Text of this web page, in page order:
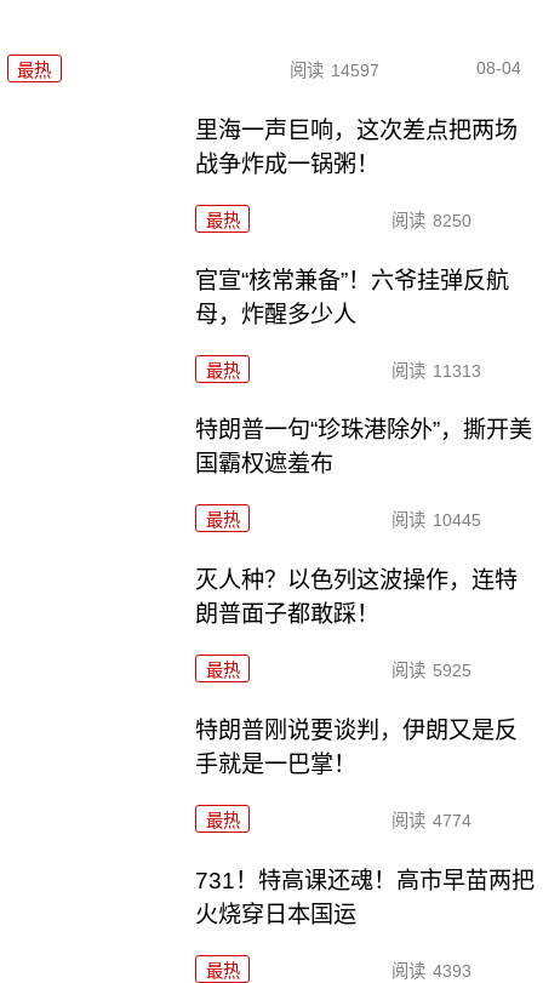
最热 阅读 14597 08-04
里海一声巨响，这次差点把两场
战争炸成一锅粥！
最热 阅读 8250
官宣“核常兼备”！六爷挂弹反航
母，炸醒多少人
最热 阅读 11313
特朗普一句“珍珠港除外”，撕开美
国霸权遮羞布
最热 阅读 10445
灭人种？以色列这波操作，连特
朗普面子都敢踩！
最热 阅读 5925
特朗普刚说要谈判，伊朗又是反
手就是一巴掌！
最热 阅读 4774
731！特高课还魂！高市早苗两把
火烧穿日本国运
最热 阅读 4393